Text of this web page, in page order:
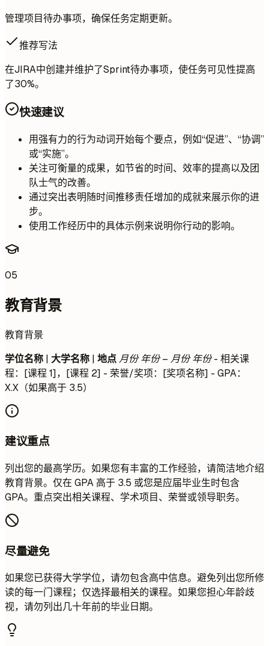
管理项目待办事项，确保任务定期更新。
推荐写法
在JIRA中创建并维护了Sprint待办事项，使任务可见性提高
了30%。
快速建议
用强有力的行为动词开始每个要点，例如“促进”、“协调”
或“实施”。
关注可衡量的成果，如节省的时间、效率的提高以及团
队士气的改善。
通过突出表明随时间推移责任增加的成就来展示你的进
步。
使用工作经历中的具体示例来说明你行动的影响。
05
教育背景
教育背景
学位名称 | 大学名称 | 地点 月份 年份 – 月份 年份- 相关课
程：[课程 1]，[课程 2] - 荣誉/奖项：[奖项名称] - GPA：
X.X（如果高于 3.5）
建议重点
列出您的最高学历。如果您有丰富的工作经验，请简洁地介绍
教育背景。仅在 GPA 高于 3.5 或您是应届毕业生时包含
GPA。重点突出相关课程、学术项目、荣誉或领导职务。
尽量避免
如果您已获得大学学位，请勿包含高中信息。避免列出您所修
读的每一门课程；仅选择最相关的课程。如果您担心年龄歧
视，请勿列出几十年前的毕业日期。